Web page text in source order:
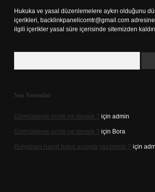
Hukuka ve yasal düzenlemelere aykırı olduğunu
içerikleri, backlinkpanelicomtr@gmail.com
ilgili içerikler yasal süre içerisinde sitemizden
Son Yorumlar
Gümrükleme ücreti ne demek ? için admin
Gümrükleme ücreti ne demek ? için Bora
Gulyabani hangi bakış açısıyla yazılmıştır ? için